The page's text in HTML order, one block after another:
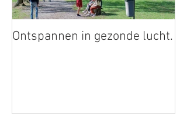
Ontspannen in gezonde lucht.